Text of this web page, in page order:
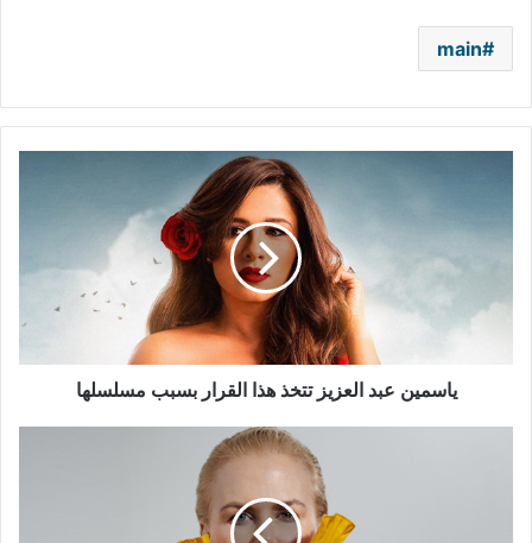
main
تتخذ
بسبب
ياسمين عبد العزيز تتخذ هذا القرار بسبب مسلسلها